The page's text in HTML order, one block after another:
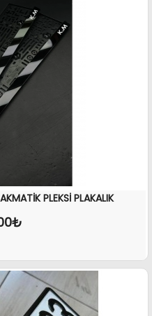
PLEKSİ PLAKALIK